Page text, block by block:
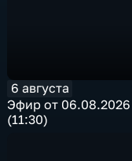
6 августа
Эфир от 06.08.2026
(11:30)